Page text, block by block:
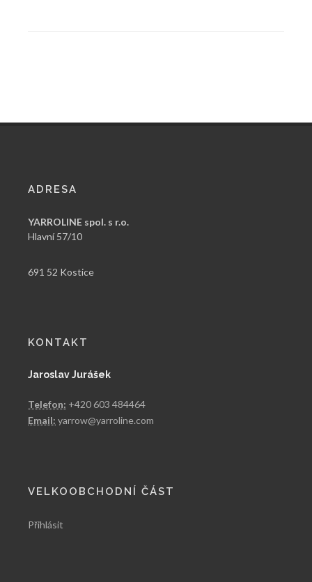
ADRESA
YARROLINE spol. s r.o.
Hlavní 57/10
691 52 Kostice
KONTAKT
Jaroslav Jurášek
Telefon: +420 603 484464
Email: yarrow@yarroline.com
VELKOOBCHODNÍ ČÁST
Přihlásit